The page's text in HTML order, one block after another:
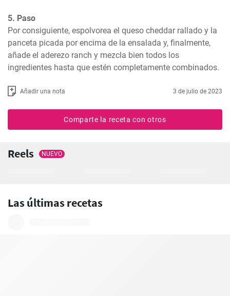
5. Paso
Por consiguiente, espolvorea el queso cheddar rallado y la
panceta picada por encima de la ensalada y, finalmente,
añade el aderezo ranch y mezcla bien todos los
ingredientes hasta que estén completamente combinados.
Añadir una nota 3 de julio de 2023
Comparte la receta con otros
Reels NUEVO
Las últimas recetas